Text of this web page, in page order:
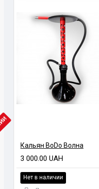
Кальян BoDo Волна
3 000.00 UAH
Нет в наличии